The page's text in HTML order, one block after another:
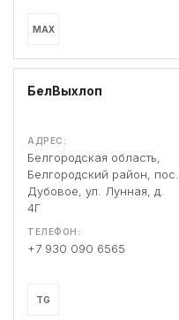
MAX
БелВыхлоп
АДРЕС:
Белгородская область,
Белгородский район, пос.
Дубовое, ул. Лунная, д.
4Г
ТЕЛЕФОН:
+7 930 090 6565
TG